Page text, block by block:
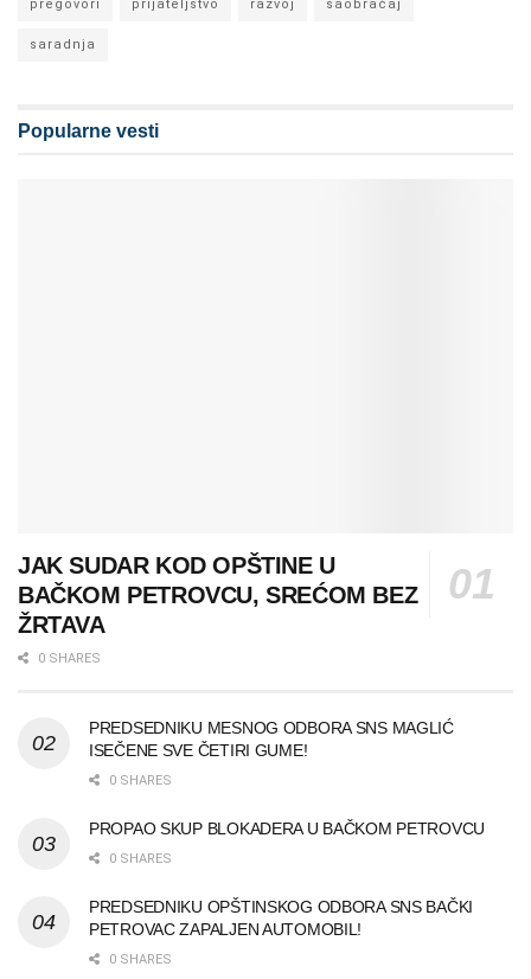
pregovori prijateljstvo razvoj saobraćaj
saradnja
Popularne vesti
JAK SUDAR KOD OPŠTINE U
BAČKOM PETROVCU, SREĆOM BEZ
ŽRTAVA
0 SHARES
PREDSEDNIKU MESNOG ODBORA SNS MAGLIĆ
ISEČENE SVE ČETIRI GUME!
0 SHARES
PROPAO SKUP BLOKADERA U BAČKOM PETROVCU
0 SHARES
PREDSEDNIKU OPŠTINSKOG ODBORA SNS BAČKI
PETROVAC ZAPALJEN AUTOMOBIL!
0 SHARES